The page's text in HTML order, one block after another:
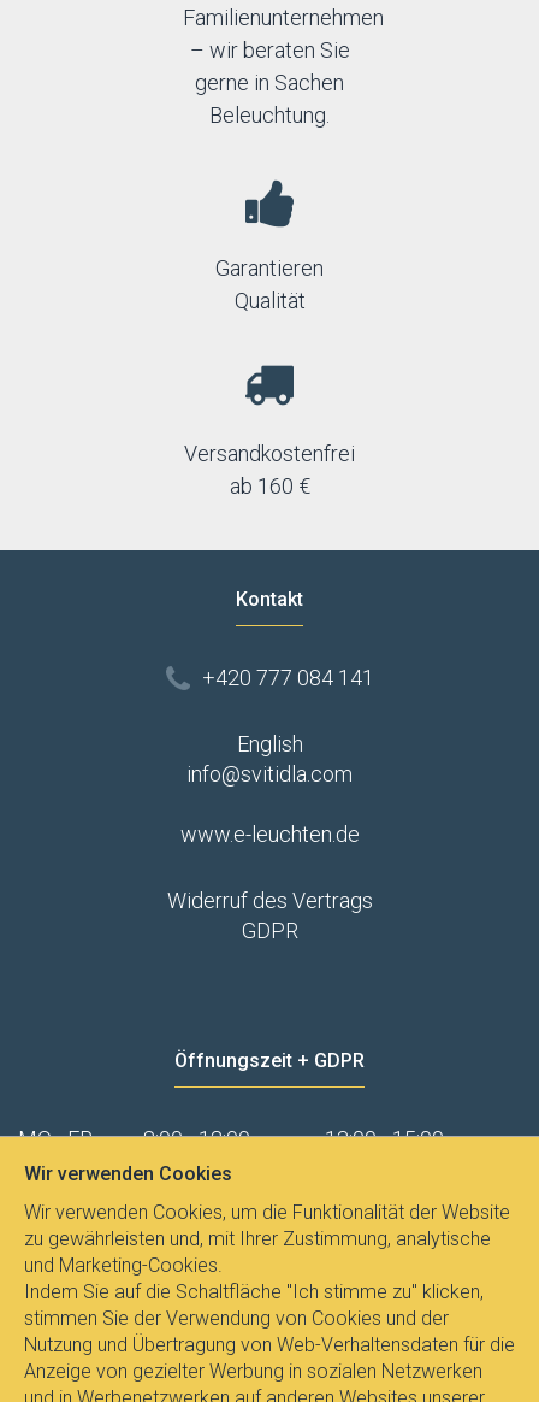
Familienunternehmen
– wir beraten Sie
gerne in Sachen
Beleuchtung.
Garantieren
Qualität
Versandkostenfrei
ab 160 €
Kontakt
+420 777 084 141
English
info@svitidla.com
www.e-leuchten.de
Widerruf des Vertrags
GDPR
Öffnungszeit + GDPR
MO - FR 8:00 - 12:00
13:00 - 15:00
Datenschutz
Wir verwenden Cookies
Wir verwenden Cookies, um die Funktionalität der Website
zu gewährleisten und, mit Ihrer Zustimmung, analytische
und Marketing-Cookies.
Indem Sie auf die Schaltfläche "Ich stimme zu" klicken,
stimmen Sie der Verwendung von Cookies und der
Nutzung und Übertragung von Web-Verhaltensdaten für die
Anzeige von gezielter Werbung in sozialen Netzwerken